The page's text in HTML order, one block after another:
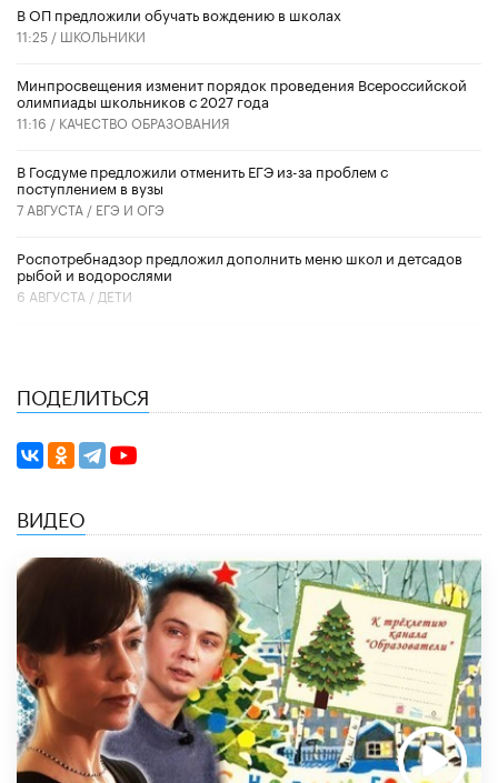
В ОП предложили обучать вождению в школах
11:25 / ШКОЛЬНИКИ
Минпросвещения изменит порядок проведения Всероссийской
олимпиады школьников с 2027 года
11:16 / КАЧЕСТВО ОБРАЗОВАНИЯ
В Госдуме предложили отменить ЕГЭ из-за проблем с
поступлением в вузы
7 АВГУСТА / ЕГЭ И ОГЭ
Роспотребнадзор предложил дополнить меню школ и детсадов
рыбой и водорослями
6 АВГУСТА / ДЕТИ
ПОДЕЛИТЬСЯ
ВИДЕО